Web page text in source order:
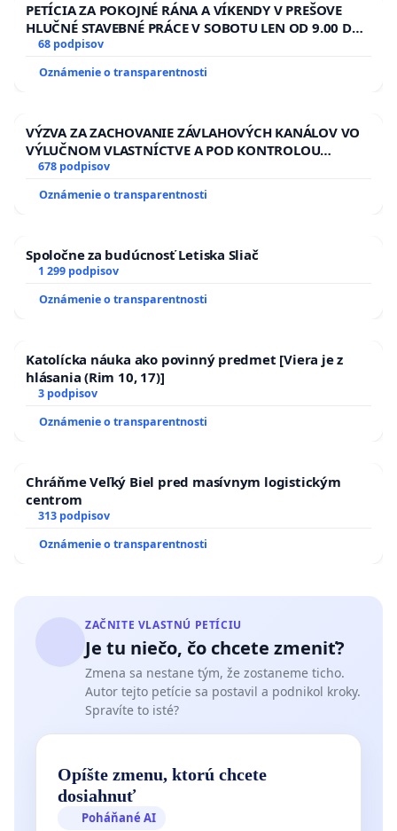
PETÍCIA ZA POKOJNÉ RÁNA A VÍKENDY V PREŠOVE
HLUČNÉ STAVEBNÉ PRÁCE V SOBOTU LEN OD 9.00 DO
13.00 HOD., CEZ PRACOVNÝ TÝŽDEŇ CIEĽ 8.00 – 18.00
HOD. A PRAVIDELNÁ KONTROLA STAVBY C-AREA NA
ĎUMBIERSKEJ/MAGU
68 podpisov
Oznámenie o transparentnosti
VÝZVA ZA ZACHOVANIE ZÁVLAHOVÝCH KANÁLOV VO
VÝLUČNOM VLASTNÍCTVE A POD KONTROLOU
SLOVENSKEJ REPUBLIKY & žiadosť na riešenie
zanedbaného stavu závlahových a odvodňovacích
kanálov na Slovensku
678 podpisov
Oznámenie o transparentnosti
Spoločne za budúcnosť Letiska Sliač
1 299 podpisov
Oznámenie o transparentnosti
Katolícka náuka ako povinný predmet [Viera je z
hlásania (Rim 10, 17)]
3 podpisov
Oznámenie o transparentnosti
Chráňme Veľký Biel pred masívnym logistickým
centrom
313 podpisov
Oznámenie o transparentnosti
ZAČNITE VLASTNÚ PETÍCIU
Je tu niečo, čo chcete zmeniť?
Zmena sa nestane tým, že zostaneme ticho.
Autor tejto petície sa postavil a podnikol kroky.
Spravíte to isté?
Opíšte zmenu, ktorú chcete
dosiahnuť
Poháňané AI